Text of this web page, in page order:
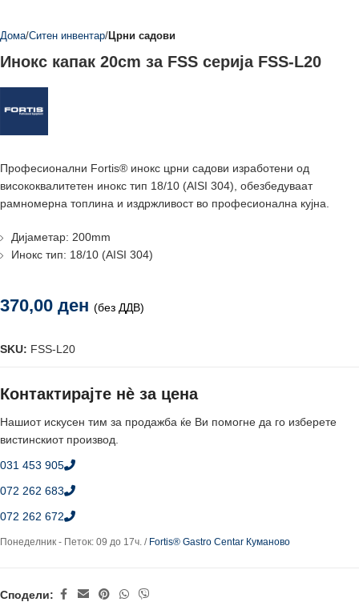
Дома Ситен инвентар Црни садови
Инокс капак 20cm за FSS серија FSS-L20
Професионални Fortis® инокс црни садови изработени од
висококвалитетен инокс тип 18/10 (AISI 304), обезбедуваат
рамномерна топлина и издржливост во професионална кујна.
Дијаметар: 200mm
Инокс тип: 18/10 (AISI 304)
370,00 ден (без ДДВ)
SKU: FSS-L20
Контактирајте нè за цена
Нашиот искусен тим за продажба ќе Ви помогне да го изберете
вистинскиот производ.
031 453 905
072 262 683
072 262 672
Понеделник - Петок: 09 до 17ч. / Fortis® Gastro Centar Куманово
Сподели: